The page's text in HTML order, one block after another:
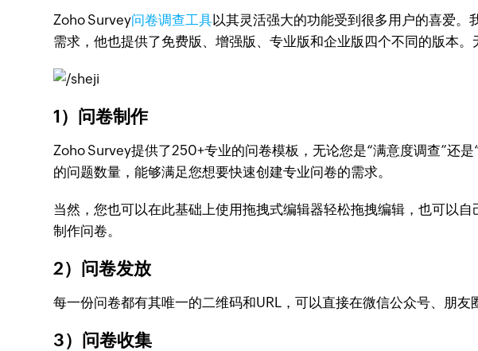
Zoho Survey问卷调查工具以其灵活强大的功能受到很多用户的喜爱。
需求，他也提供了免费版、增强版、专业版和企业版四个不同的版本
1）问卷制作
Zoho Survey提供了250+专业的问卷模板，无论您是“满意度调查”还
的问题数量，能够满足您想要快速创建专业问卷的需求。
当然，您也可以在此基础上使用拖拽式编辑器轻松拖拽编辑，也可以
制作问卷。
2）问卷发放
每一份问卷都有其唯一的二维码和URL，可以直接在微信公众号、朋友
3）问卷收集